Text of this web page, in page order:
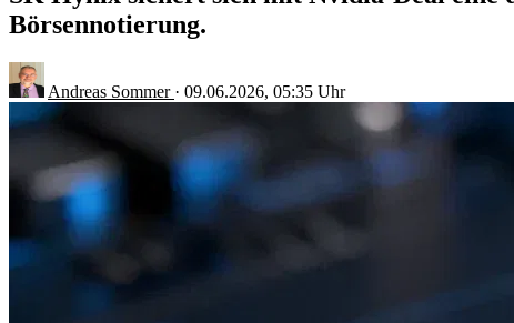
Börsennotierung.
Andreas Sommer · 09.06.2026, 05:35 Uhr